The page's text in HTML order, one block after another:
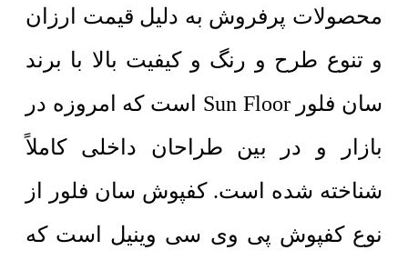
محصولات پرفروش به دلیل قیمت ارزان
و تنوع طرح و رنگ و کیفیت بالا با برند
سان فلور Sun Floor است که امروزه در
بازار و در بین طراحان داخلی کاملاً
شناخته شده است. کفپوش سان فلور از
نوع کفپوش پی وی سی وینیل است که